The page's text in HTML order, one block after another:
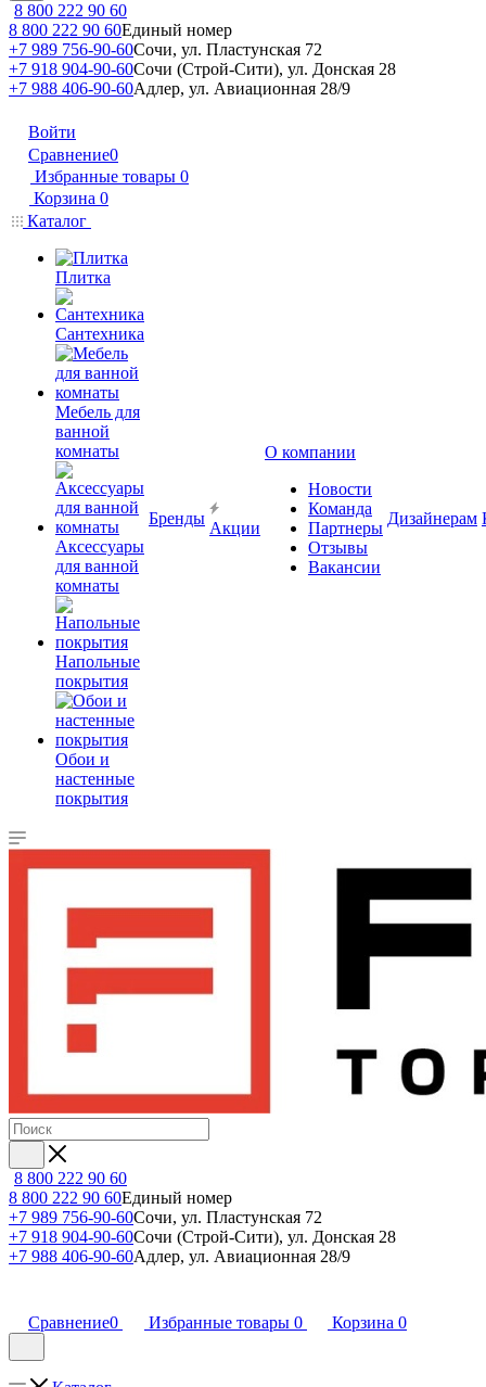
8 800 222 90 60
8 800 222 90 60Единый номер
+7 989 756-90-60Сочи, ул. Пластунская 72
+7 918 904-90-60Сочи (Строй-Сити), ул. Донская 28
+7 988 406-90-60Адлер, ул. Авиационная 28/9
Войти
Сравнение0
Избранные товары 0
Корзина 0
Каталог
Плитка
Сантехника
Мебель для
ванной
комнаты
Аксессуары
для ванной
комнаты
Напольные
покрытия
Обои и
настенные
покрытия
Бренды
Акции
О компании
Новости
Команда
Партнеры
Отзывы
Вакансии
Дизайнерам
8 800 222 90 60
8 800 222 90 60Единый номер
+7 989 756-90-60Сочи, ул. Пластунская 72
+7 918 904-90-60Сочи (Строй-Сити), ул. Донская 28
+7 988 406-90-60Адлер, ул. Авиационная 28/9
Сравнение0 Избранные товары 0 Корзина 0